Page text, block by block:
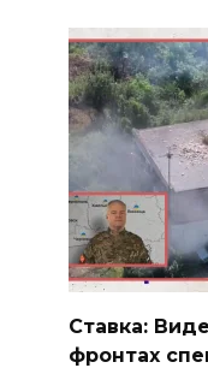
Ставка:
фронтах